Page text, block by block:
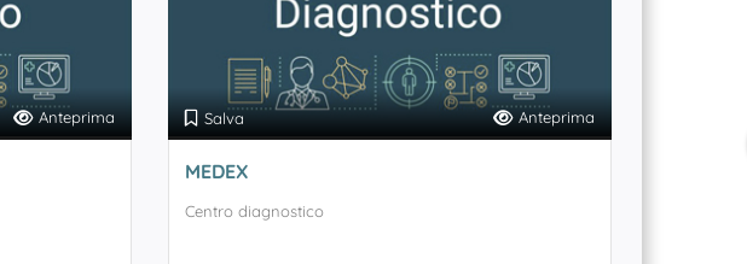
Anteprima Salva Anteprima
MEDEX
Centro diagnostico